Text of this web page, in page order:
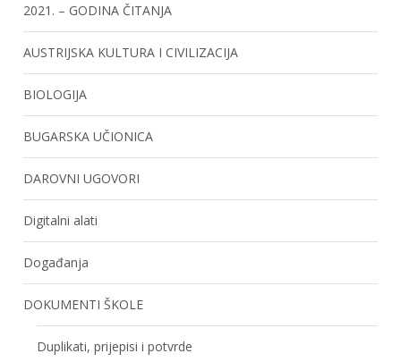
2021. – GODINA ČITANJA
AUSTRIJSKA KULTURA I CIVILIZACIJA
BIOLOGIJA
BUGARSKA UČIONICA
DAROVNI UGOVORI
Digitalni alati
Događanja
DOKUMENTI ŠKOLE
Duplikati, prijepisi i potvrde